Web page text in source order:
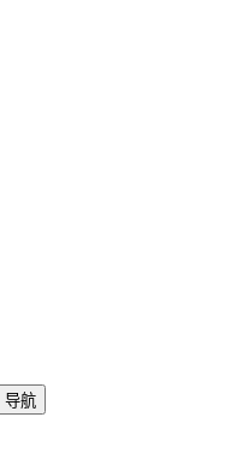
导航